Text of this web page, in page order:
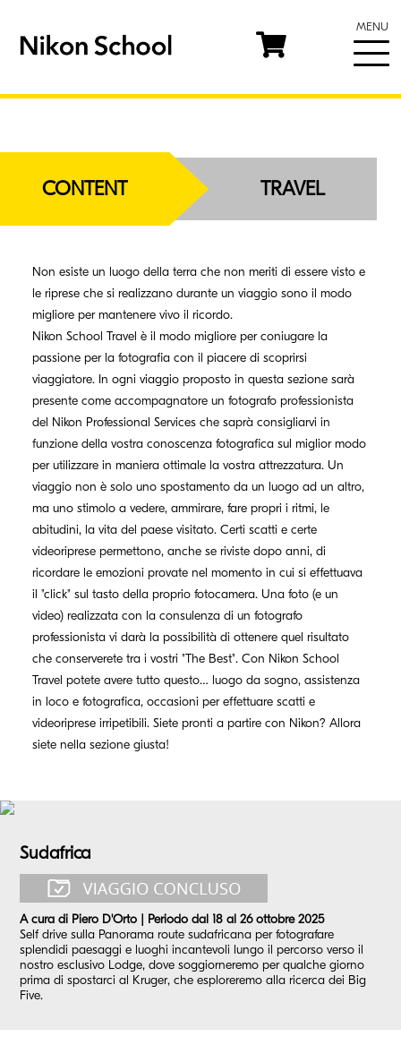
MENU
CONTENT TRAVEL
Non esiste un luogo della terra che non meriti di essere visto e
le riprese che si realizzano durante un viaggio sono il modo
migliore per mantenere vivo il ricordo.
Nikon School Travel è il modo migliore per coniugare la
passione per la fotografia con il piacere di scoprirsi
viaggiatore. In ogni viaggio proposto in questa sezione sarà
presente come accompagnatore un fotografo professionista
del Nikon Professional Services che saprà consigliarvi in
funzione della vostra conoscenza fotografica sul miglior modo
per utilizzare in maniera ottimale la vostra attrezzatura. Un
viaggio non è solo uno spostamento da un luogo ad un altro,
ma uno stimolo a vedere, ammirare, fare propri i ritmi, le
abitudini, la vita del paese visitato. Certi scatti e certe
videoriprese permettono, anche se riviste dopo anni, di
ricordare le emozioni provate nel momento in cui si effettuava
il "click" sul tasto della proprio fotocamera. Una foto (e un
video) realizzata con la consulenza di un fotografo
professionista vi darà la possibilità di ottenere quel risultato
che conserverete tra i vostri "The Best". Con Nikon School
Travel potete avere tutto questo… luogo da sogno, assistenza
in loco e fotografica, occasioni per effettuare scatti e
videoriprese irripetibili. Siete pronti a partire con Nikon? Allora
siete nella sezione giusta!
Sudafrica
A cura di Piero D'Orto | Periodo dal 18 al 26 ottobre 2025
Self drive sulla Panorama route sudafricana per fotografare
splendidi paesaggi e luoghi incantevoli lungo il percorso verso il
nostro esclusivo Lodge, dove soggiorneremo per qualche giorno
prima di spostarci al Kruger, che esploreremo alla ricerca dei Big
Five.